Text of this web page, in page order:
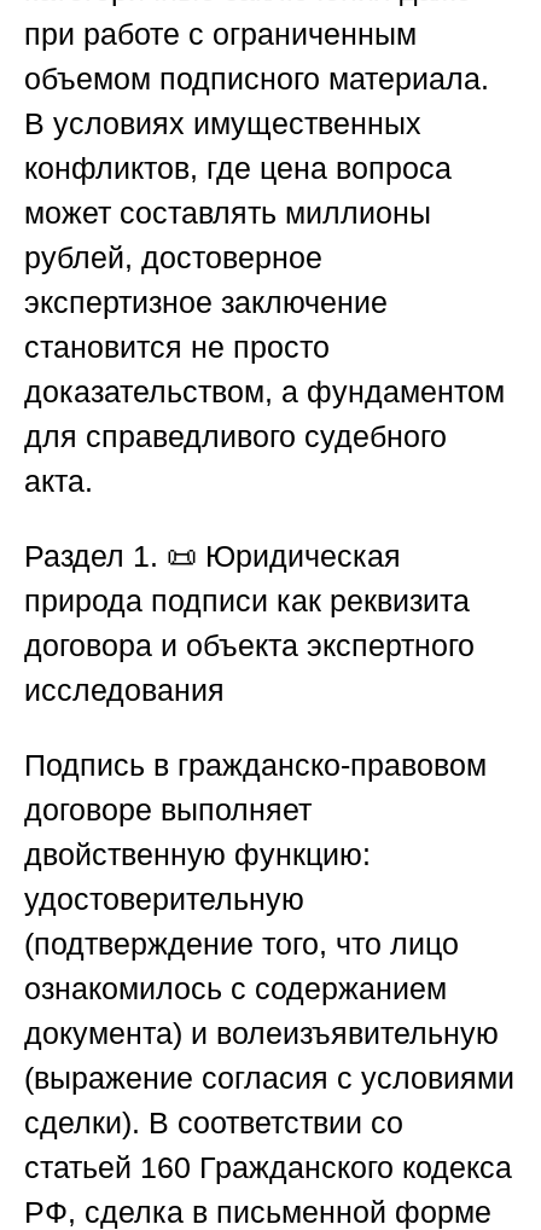
при работе с ограниченным
объемом подписного материала.
В условиях имущественных
конфликтов, где цена вопроса
может составлять миллионы
рублей, достоверное
экспертизное заключение
становится не просто
доказательством, а фундаментом
для справедливого судебного
акта.
Раздел 1. 📜 Юридическая
природа подписи как реквизита
договора и объекта экспертного
исследования
Подпись в гражданско-правовом
договоре выполняет
двойственную функцию:
удостоверительную
(подтверждение того, что лицо
ознакомилось с содержанием
документа) и волеизъявительную
(выражение согласия с условиями
сделки). В соответствии со
статьей 160 Гражданского кодекса
РФ, сделка в письменной форме